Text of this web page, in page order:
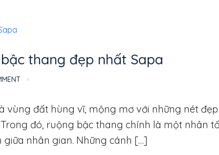
thang đẹp nhất Sapa
vùng đất hùng vĩ, mộng mơ với những nét
đó, ruộng bậc thang chính là một nhân
nhân gian. Những cánh […]